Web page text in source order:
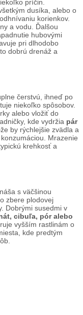
príčin.
dusíka, alebo o
korienkov.
a vodu. Ďalšou
hubovými
pri dlhodobo
dobrú drenáž a
čerstvú, ihneď po
niekoľko spôsobov.
alebo vložiť do
kde vydržia pár
by rýchlejšie zvädla a
Mrazenie
krehkosť a
s väčšinou
zbere plodovej
Dobrými susedmi v
cibuľa, pór alebo
vyšším rastlinám o
kde predtým